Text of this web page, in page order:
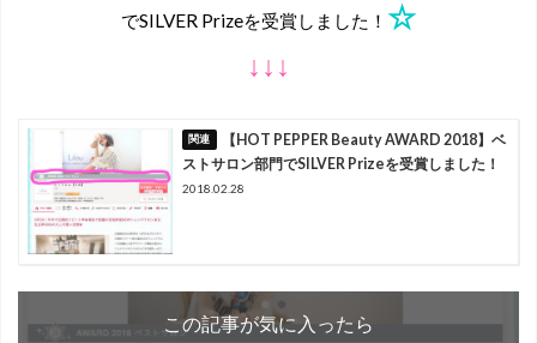
でSILVER Prizeを受賞しました！ ☆
↓↓↓
【HOT PEPPER Beauty AWARD 2018】ベ
ストサロン部門でSILVER Prizeを受賞しました！
2018.02.28
この記事が気に入ったら